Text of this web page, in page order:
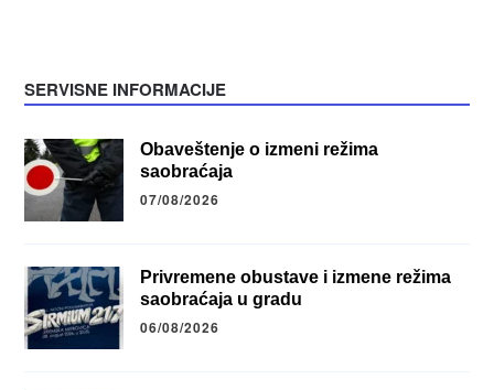
SERVISNE INFORMACIJE
Obaveštenje o izmeni režima
saobraćaja
07/08/2026
Privremene obustave i izmene režima
saobraćaja u gradu
06/08/2026